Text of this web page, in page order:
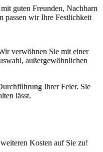
guten Freunden, Nachbarn
passen wir Ihre Festlichkeit
verwöhnen Sie mit einer
außergewöhnlichen
Ihrer Feier. Sie
lässt.
Kosten auf Sie zu!